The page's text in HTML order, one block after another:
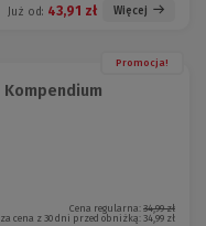
Już od: 43,91 zł Więcej
Promocja!
Cena regularna: 34,99 zł
cena z 30 dni przed obniżką:34,99 zł